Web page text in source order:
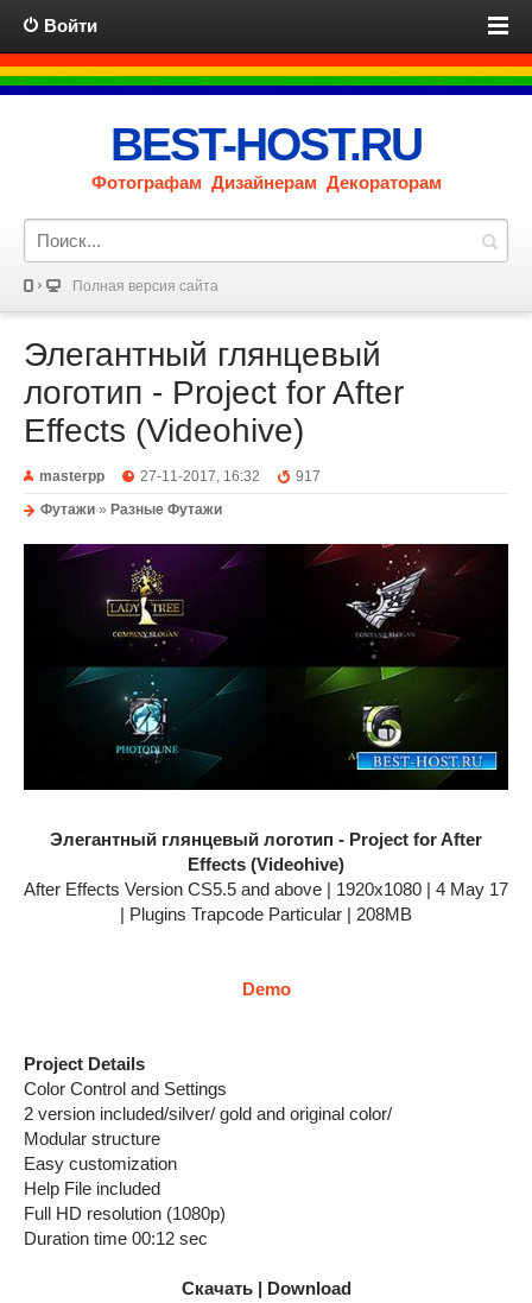
Войти
BEST-HOST.RU
Фотографам Дизайнерам Декораторам
Полная версия сайта
Элегантный глянцевый
логотип - Project for After
Effects (Videohive)
masterpp 27-11-2017, 16:32
917
Футажи » Разные Футажи
Элегантный глянцевый логотип - Project for After
Effects (Videohive)
After Effects Version CS5.5 and above | 1920x1080 | 4 May 17
| Plugins Trapcode Particular | 208MB
Demo
Project Details
Color Control and Settings
2 version included/silver/ gold and original color/
Modular structure
Easy customization
Help File included
Full HD resolution (1080p)
Duration time 00:12 sec
Скачать | Download